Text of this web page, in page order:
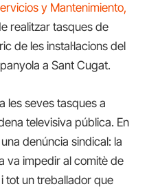
y Mantenimiento,
realitzar tasques de
de les instal·lacions del
a Sant Cugat.
les seves tasques a
televisiva pública. En
denúncia sindical: la
va impedir al comitè de
tot un treballador que